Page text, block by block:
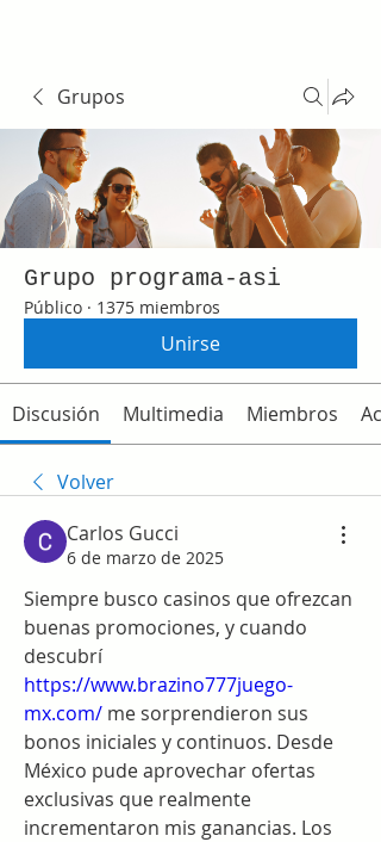
Grupos
Grupo programa-asi
Público · 1375 miembros
Unirse
Discusión Multimedia Miembros
Volver
Carlos Gucci
6 de marzo de 2025
Siempre busco casinos que ofrezcan
buenas promociones, y cuando
descubrí
https://www.brazino777juego-
mx.com/ me sorprendieron sus
bonos iniciales y continuos. Desde
México pude aprovechar ofertas
exclusivas que realmente
incrementaron mis ganancias. Los